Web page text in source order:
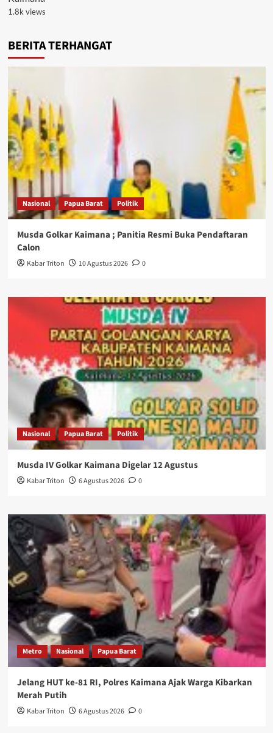
1.8k views
BERITA TERHANGAT
Nasional Papua Barat Politik
Musda Golkar Kaimana ; Panitia Resmi Buka Pendaftaran
Calon
Kabar Triton 10 Agustus 2026 0
Nasional Papua Barat Politik
Musda IV Golkar Kaimana Digelar 12 Agustus
Kabar Triton 6 Agustus 2026 0
Metro Nasional Papua Barat
Jelang HUT ke-81 RI, Polres Kaimana Ajak Warga Kibarkan
Merah Putih
Kabar Triton 6 Agustus 2026 0